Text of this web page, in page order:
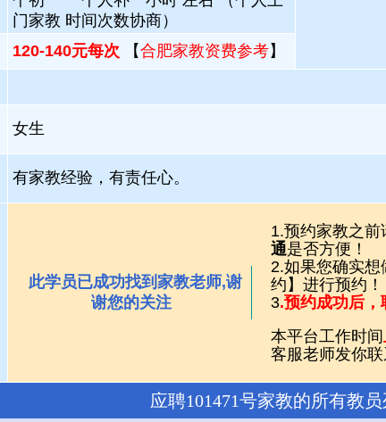
门家教 时间次数协商）
120-140元每次 【合肥家教资费参考】
女生
有家教经验，有责任心。
此学员已成功找到家教老师,谢
谢您的关注
1.预约家教之
通是否方便！
2.如果您确实想
约】进行预约！
3.预约成功后，
本平台工作时间
客服老师发你
应聘101471号家教的所有教